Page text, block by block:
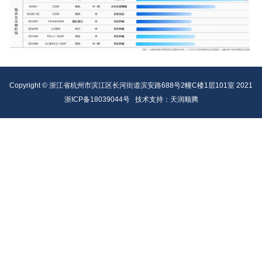
Copyright © 浙江省杭州市滨江区长河街道滨安路688号2幢C楼1层101室 2021
浙ICP备18039044号 技术支持：天润顺腾